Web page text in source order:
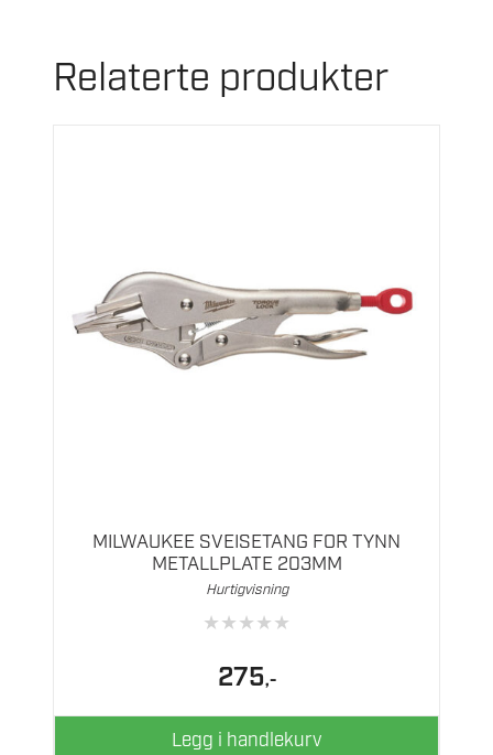
Relaterte produkter
MILWAUKEE SVEISETANG FOR TYNN
METALLPLATE 203MM
Hurtigvisning
★★★★★
275,-
Legg i handlekurv